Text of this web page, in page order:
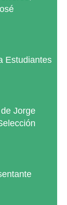
Estudiantes
Jorge